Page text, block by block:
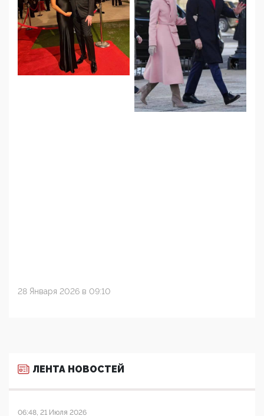
28 Января 2026 в 09:10
ЛЕНТА НОВОСТЕЙ
06:48, 21 Июля 2026